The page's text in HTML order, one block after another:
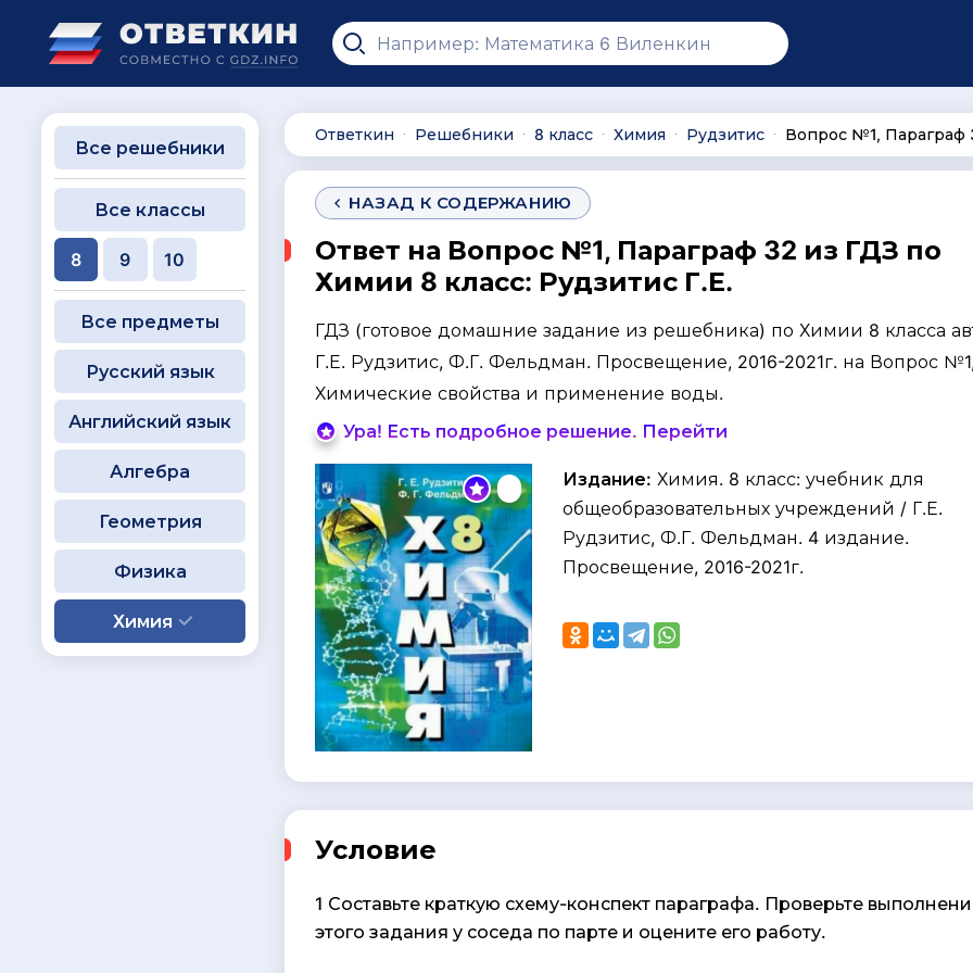
Ответкин ∙ Решебники ∙ 8 класс ∙ Химия ∙ Рудзитис ∙ Вопрос №1, Параграф
НАЗАД К СОДЕРЖАНИЮ
Ответ на Вопрос №1, Параграф 32 из ГДЗ по
Химии 8 класс: Рудзитис Г.Е.
ГДЗ (готовое домашние задание из решебника) по Химии 8 класса
Г.Е. Рудзитис, Ф.Г. Фельдман. Просвещение, 2016-2021г. на Вопрос
Химические свойства и применение воды.
Ура! Есть подробное решение. Перейти
Издание: Химия. 8 класс: учебник для
общеобразовательных учреждений / Г.Е.
Рудзитис, Ф.Г. Фельдман. 4 издание.
Просвещение, 2016-2021г.
Условие
1 Составьте краткую схему-конспект параграфа. Проверьте
этого задания у соседа по парте и оцените его работу.
Все решебники
Все классы
8 9 10
Все предметы
Русский язык
Английский язык
Алгебра
Геометрия
Физика
Химия